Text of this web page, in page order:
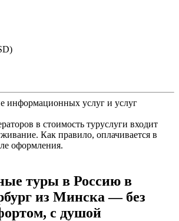
информационных услуг и услуг
в стоимость туруслуги входит
Как правило, оплачивается в
оформления.
туры в Россию в
из Минска — без
с душой